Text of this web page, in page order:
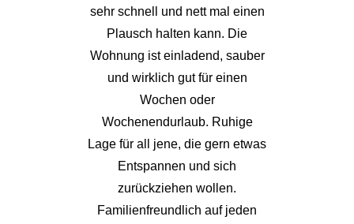
sehr schnell und nett mal einen
Plausch halten kann. Die
Wohnung ist einladend, sauber
und wirklich gut für einen
Wochen oder
Wochenendurlaub. Ruhige
Lage für all jene, die gern etwas
Entspannen und sich
zurückziehen wollen.
Familienfreundlich auf jeden